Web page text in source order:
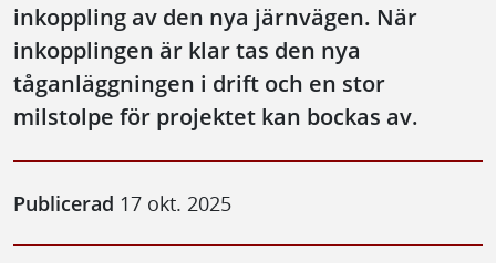
inkoppling av den nya järnvägen. När
inkopplingen är klar tas den nya
tåganläggningen i drift och en stor
milstolpe för projektet kan bockas av.
Publicerad 17 okt. 2025